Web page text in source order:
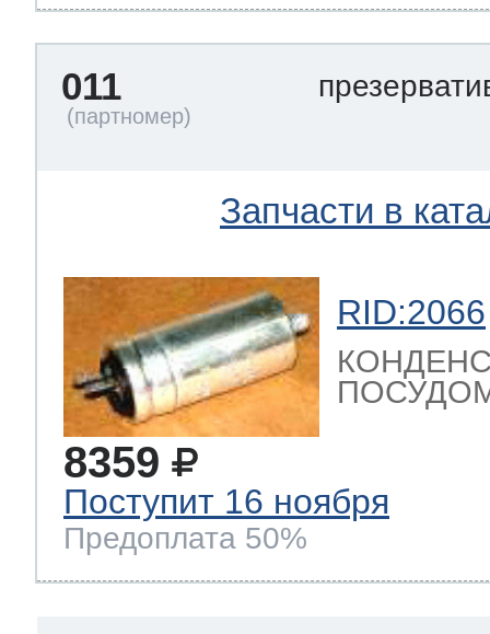
011
Запчасти в
RID:2066
8359
Поступит 16 ноября
Предоплата 50%